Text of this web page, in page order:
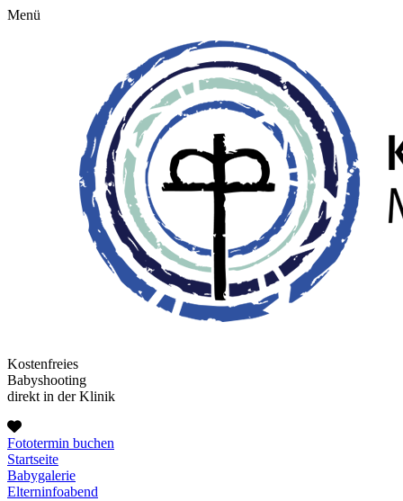
Menü
Kostenfreies
Babyshooting
direkt in der Klinik
Fototermin buchen
Startseite
Babygalerie
Elterninfoabend